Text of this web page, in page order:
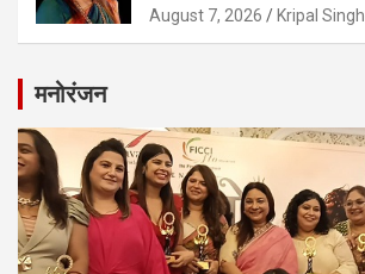
August 7, 2026 Kripal Singh
मनोरंजन